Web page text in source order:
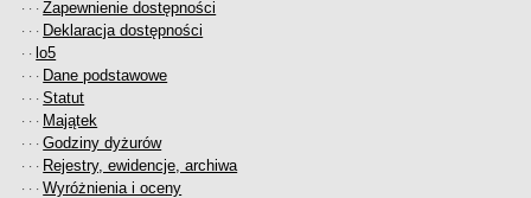
· · ·Zapewnienie dostępności
· · · Deklaracja dostępności
· · lo5
· · · Dane podstawowe
· · ·Statut
· · · Majątek
· · ·Godziny dyżurów
· · · Rejestry, ewidencje, archiwa
· · ·Wyróżnienia i oceny